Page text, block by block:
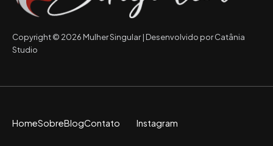
Copyright © 2026 Mulher Singular | Desenvolvido por Catânia
Studio
HomeSobreBlogContato Instagram